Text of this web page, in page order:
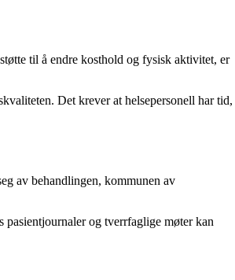
til å endre kosthold og fysisk aktivitet, er
Det krever at helsepersonell har tid,
av behandlingen, kommunen av
pasientjournaler og tverrfaglige møter kan